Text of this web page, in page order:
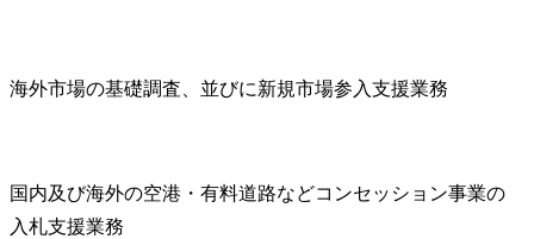
海外市場の基礎調査、並びに新規市場参入支援業務
国内及び海外の空港・有料道路などコンセッション事業の
入札支援業務